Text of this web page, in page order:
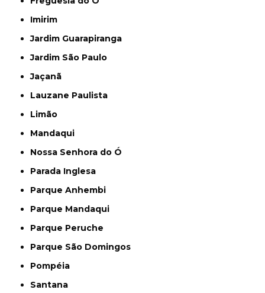
Imirim
Jardim Guarapiranga
Jardim São Paulo
Jaçanã
Lauzane Paulista
Limão
Mandaqui
Nossa Senhora do Ó
Parada Inglesa
Parque Anhembi
Parque Mandaqui
Parque Peruche
Parque São Domingos
Pompéia
Santana